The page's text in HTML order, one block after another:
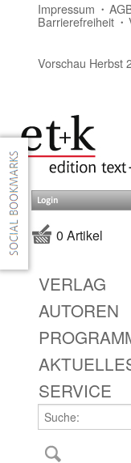
Impressum
Barrierefreiheit
Vorschau Herbst
Login
0 Artikel
VERLAG
AUTOREN
SERVICE